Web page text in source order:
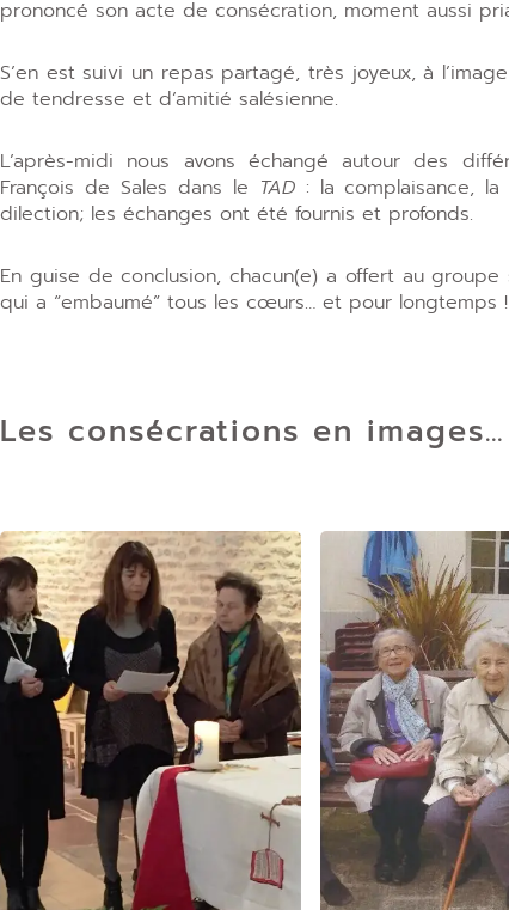
prononcé son acte de consécration, moment aussi
S’en est suivi un repas partagé, très joyeux, à
de tendresse et d’amitié salésienne.
L’après-midi nous avons échangé autour des
François de Sales dans le TAD: la complaisance, la
dilection; les échanges ont été fournis et profonds.
En guise de conclusion, chacun(e) a offert au
qui a “embaumé” tous les cœurs… et pour longtemps !
Les consécrations en images…